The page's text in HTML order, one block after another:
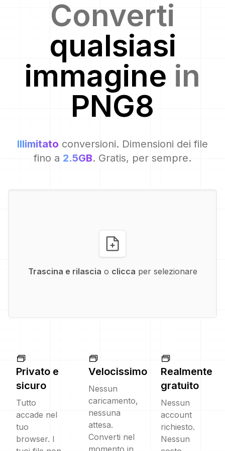
Converti
qualsiasi
immagine in
PNG8
Illimitato conversioni. Dimensioni dei file
fino a 2.5GB. Gratis, per sempre.
Trascina e rilascia o clicca per selezionare
Privato e
sicuro
Tutto
accade nel
tuo
browser. I
Velocissimo
Nessun
caricamento,
nessuna
attesa.
Converti nel
momento in
Realmente
gratuito
Nessun
account
richiesto.
Nessun